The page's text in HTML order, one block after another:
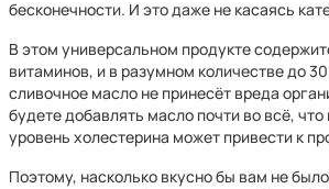
бесконечности. И это даже не касаясь
В этом универсальном продукте
витаминов, и в разумном количестве до
сливочное масло не принесёт вреда
будете добавлять масло почти во всё,
уровень холестерина может привести к
Поэтому, насколько вкусно бы вам не